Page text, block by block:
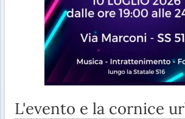
L'evento e la cornice